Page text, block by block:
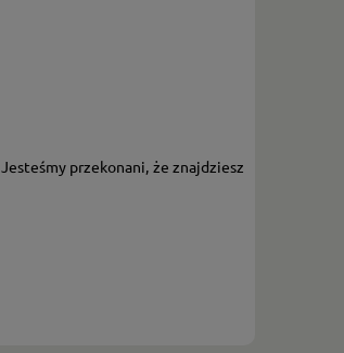
Jesteśmy przekonani, że znajdziesz